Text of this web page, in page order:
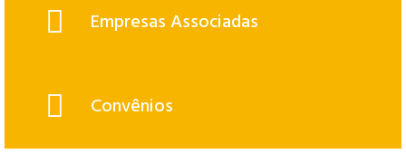
Empresas Associadas
Convênios